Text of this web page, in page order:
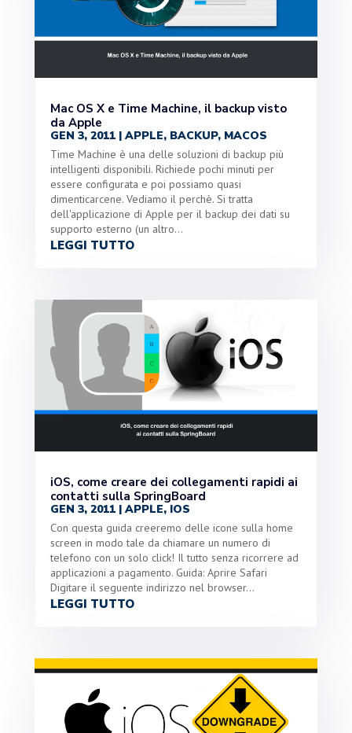
Mac OS X e Time Machine, il backup visto
da Apple
GEN 3, 2011|APPLE, BACKUP, MACOS
Time Machine è una delle soluzioni di backup più
intelligenti disponibili. Richiede pochi minuti per
essere configurata e poi possiamo quasi
dimenticarcene. Vediamo il perchè. Si tratta
dell'applicazione di Apple per il backup dei dati su
supporto esterno (un altro...
LEGGI TUTTO
iOS, come creare dei collegamenti rapidi ai
contatti sulla SpringBoard
GEN 3, 2011|APPLE, IOS
Con questa guida creeremo delle icone sulla home
screen in modo tale da chiamare un numero di
telefono con un solo click! Il tutto senza ricorrere ad
applicazioni a pagamento. Guida: Aprire Safari
Digitare il seguente indirizzo nel browser...
LEGGI TUTTO